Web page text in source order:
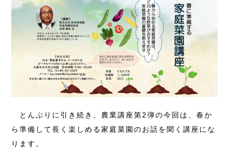
とんぶりに引き続き、農業講座第2弾の今回は、春か
ら準備して長く楽しめる家庭菜園のお話を聞く講座にな
ります。